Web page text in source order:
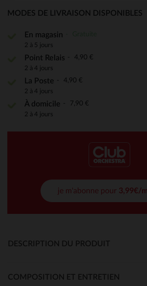
MODES DE LIVRAISON DISPONIBLES
En magasin
2 à 5 jours
Point Relais 4,90 €
2 à 4 jours
La Poste 4,90 €
2 à 4 jours
À domicile 7,90 €
2 à 4 jours
je m'abonne pour 3,99€/
DESCRIPTION DU PRODUIT
COMPOSITION ET ENTRETIEN